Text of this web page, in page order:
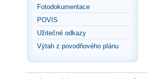
Fotodokumentace
POVIS
Užitečné odkazy
Výtah z povodňového plánu